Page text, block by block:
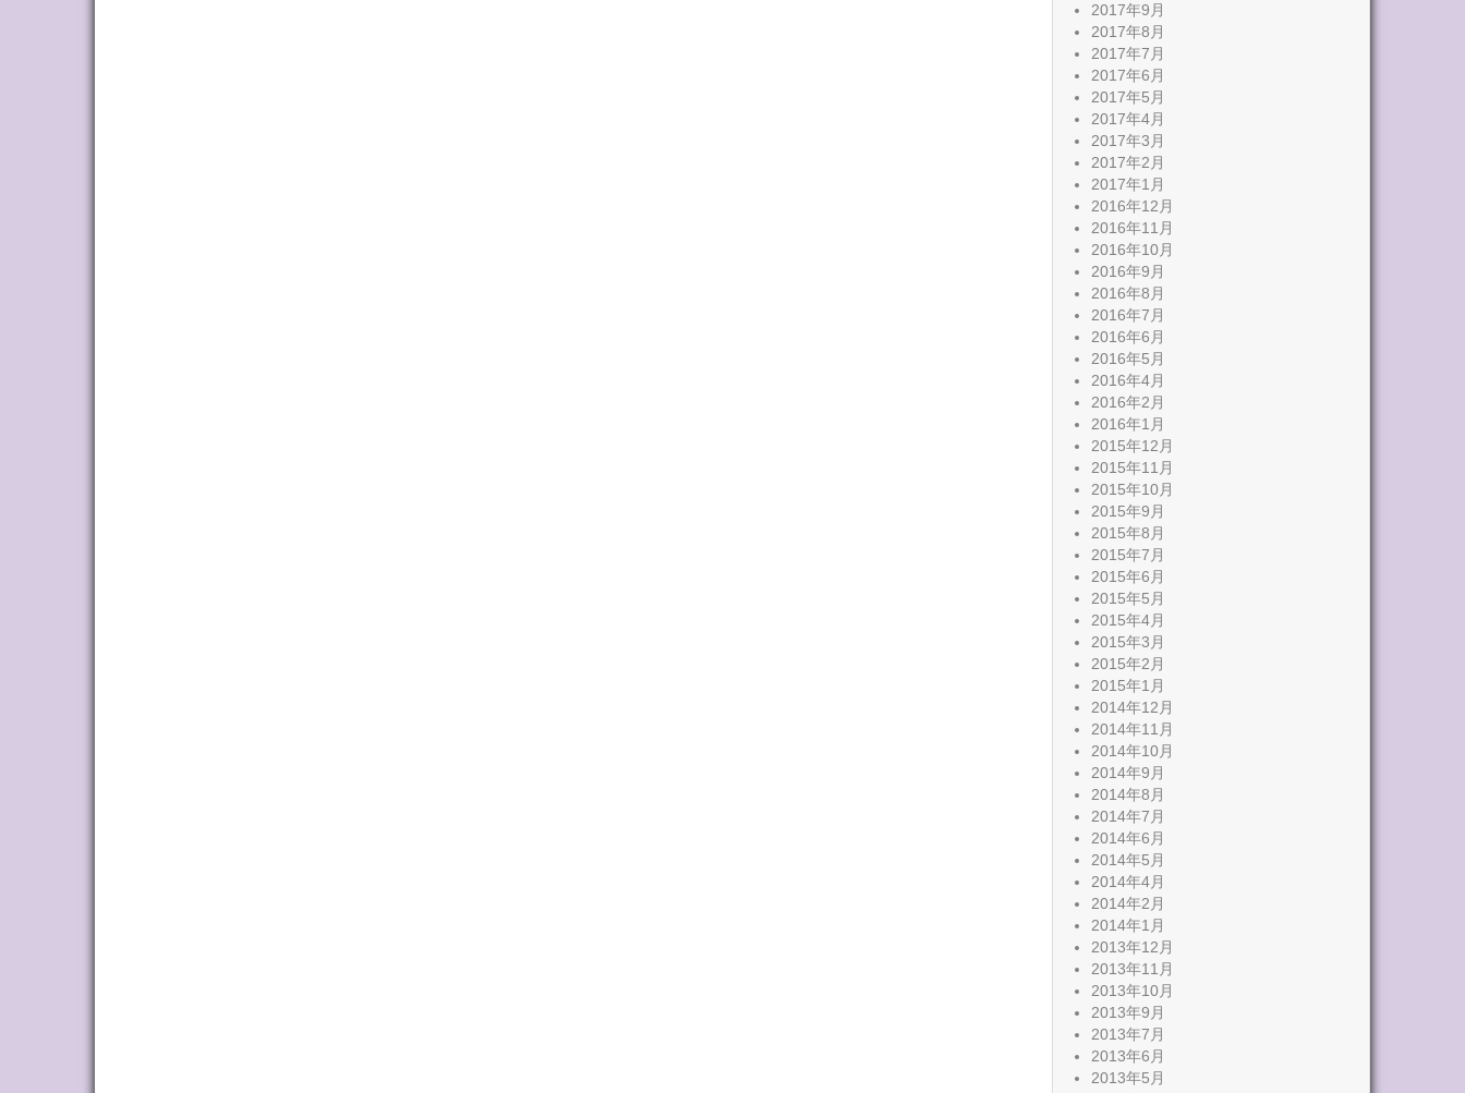
2017年9月
2017年8月
2017年7月
2017年6月
2017年5月
2017年4月
2017年3月
2017年2月
2017年1月
2016年12月
2016年11月
2016年10月
2016年9月
2016年8月
2016年7月
2016年6月
2016年5月
2016年4月
2016年2月
2016年1月
2015年12月
2015年11月
2015年10月
2015年9月
2015年8月
2015年7月
2015年6月
2015年5月
2015年4月
2015年3月
2015年2月
2015年1月
2014年12月
2014年11月
2014年10月
2014年9月
2014年8月
2014年7月
2014年6月
2014年5月
2014年4月
2014年2月
2014年1月
2013年12月
2013年11月
2013年10月
2013年9月
2013年7月
2013年6月
2013年5月